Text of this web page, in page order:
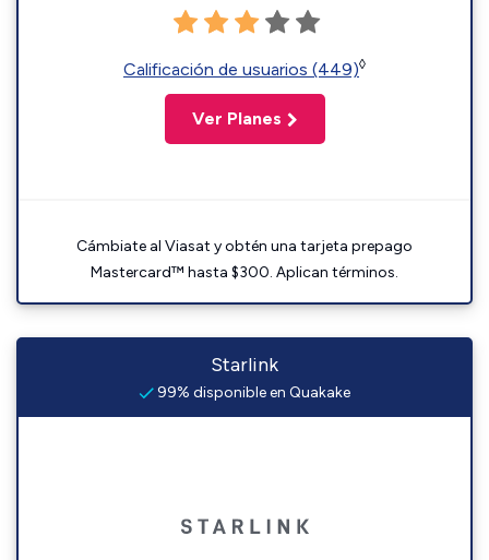
Calificación de usuarios (449)◊
Ver Planes
Cámbiate al Viasat y obtén una tarjeta prepago
Mastercard™ hasta $300. Aplican términos.
Starlink
99% disponible en Quakake